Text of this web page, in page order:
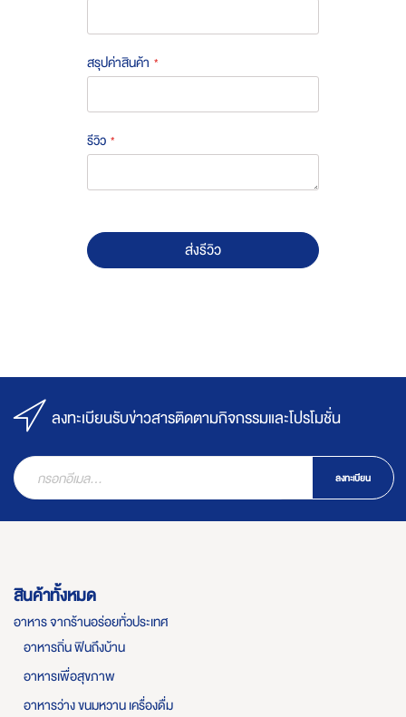
สรุปค่าสินค้า
รีวิว
ส่งรีวิว
ลงทะเบียนรับข่าวสารติดตามกิจกรรมและโปรโมชั่น
ลงทะเบียน
สินค้าทั้งหมด
อาหาร จากร้านอร่อยทั่วประเทศ
อาหารถิ่น ฟินถึงบ้าน
อาหารเพื่อสุขภาพ
อาหารว่าง ขนมหวาน เครื่องดื่ม